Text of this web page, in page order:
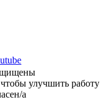
улучшить работу
а